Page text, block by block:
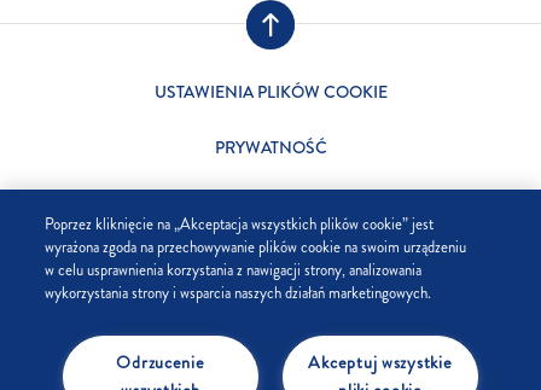
USTAWIENIA PLIKÓW COOKIE
PRYWATNOŚĆ
FIRMA
KONTAKT
Poprzez kliknięcie na „Akceptacja wszystkich plików cookie” jest
wyrażona zgoda na przechowywanie plików cookie na swoim urządzeniu
w celu usprawnienia korzystania z nawigacji strony, analizowania
wykorzystania strony i wsparcia naszych działań marketingowych.
Akceptuj wszystkie
Odrzucenie